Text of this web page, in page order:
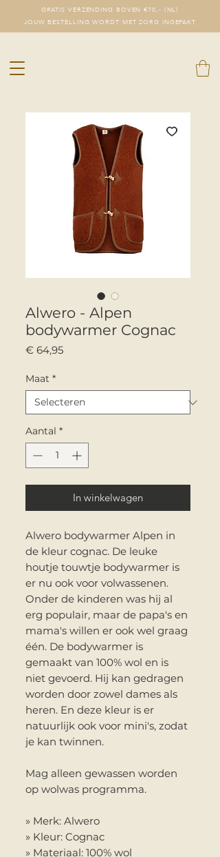
GRATIS VERZENDING BOVEN €70,- (NL)
JOUW BESTELLING WORDT MET ZORG INGEPAKT
Alwero - Alpen
bodywarmer Cognac
€ 64,95Prijs
Maat *
Aantal *
In winkelwagen
Alwero bodywarmer Alpen in
de kleur cognac. De leuke
houtje touwtje bodywarmer is
er nu ook voor volwassenen.
Onder de kinderen was hij al
erg populair, maar de papa's en
mama's willen er ook wel graag
één. De bodywarmer is
gemaakt van 100% wol en is
niet gevoerd. Hij kan gedragen
worden door zowel dames als
heren. En deze kleur is er
natuurlijk ook voor mini's, zodat
je kan twinnen.
Mag alleen gewassen worden
op wolwas programma.
» Merk: Alwero
» Kleur: Cognac
» Materiaal: 100% wol